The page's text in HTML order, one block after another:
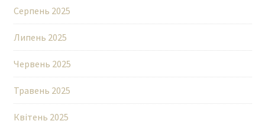
Серпень 2025
Липень 2025
Червень 2025
Травень 2025
Квітень 2025